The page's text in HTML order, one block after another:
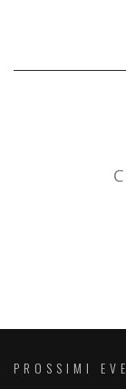
PROSSIMI